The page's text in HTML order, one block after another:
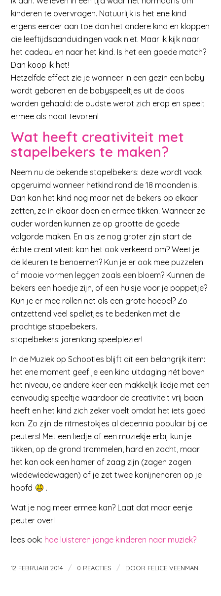
kinderen te overvragen. Natuurlijk is het ene kind
ergens eerder aan toe dan het andere kind en kloppen
die leeftijdsaanduidingen vaak niet. Maar ik kijk naar
het cadeau en naar het kind. Is het een goede match?
Dan koop ik het!
Hetzelfde effect zie je wanneer in een gezin een baby
wordt geboren en de babyspeeltjes uit de doos
worden gehaald: de oudste werpt zich erop en speelt
ermee als nooit tevoren!
Wat heeft creativiteit met
stapelbekers te maken?
Neem nu de bekende stapelbekers: deze wordt vaak
opgeruimd wanneer hetkind rond de 18 maanden is.
Dan kan het kind nog maar net de bekers op elkaar
zetten, ze in elkaar doen en ermee tikken. Wanneer ze
ouder worden kunnen ze op grootte de goede
volgorde maken. En als ze nog groter zijn start de
échte creativiteit: kan het ook verkeerd om? Weet je
de kleuren te benoemen? Kun je er ook mee puzzelen
of mooie vormen leggen zoals een bloem? Kunnen de
bekers een hoedje zijn, of een huisje voor je poppetje?
Kun je er mee rollen net als een grote hoepel? Zo
ontzettend veel spelletjes te bedenken met die
prachtige stapelbekers.
stapelbekers: jarenlang speelplezier!
In de Muziek op Schootles blijft dit een belangrijk item:
het ene moment geef je een kind uitdaging nét boven
het niveau, de andere keer een makkelijk liedje met een
eenvoudig speeltje waardoor de creativiteit vrij baan
heeft en het kind zich zeker voelt omdat het iets goed
kan. Zo zijn de ritmestokjes al decennia populair bij de
peuters! Met een liedje of een muziekje erbij kun je
tikken, op de grond trommelen, hard en zacht, maar
het kan ook een hamer of zaag zijn (zagen zagen
wiedewiedewagen) of je zet twee konijnenoren op je
hoofd
.
Wat je nog meer ermee kan? Laat dat maar eenje
peuter over!
lees ook: hoe luisteren jonge kinderen naar muziek?
12 FEBRUARI 2014 / 0 REACTIES / DOOR FELICE VEENMAN